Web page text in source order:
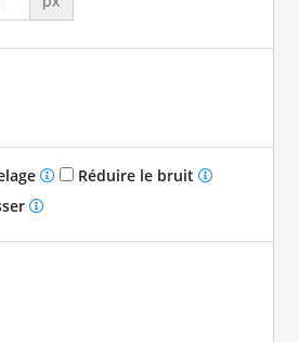
Réduire le bruit